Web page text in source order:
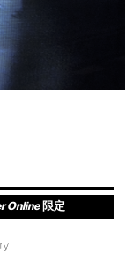
Online 限定